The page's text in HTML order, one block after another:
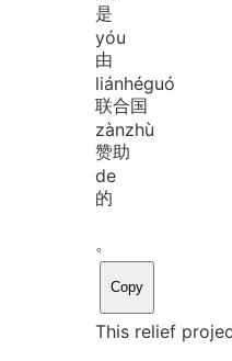
是
yóu
由
liánhéguó
联合国
zànzhù
赞助
de
的
。
Copy
This relief